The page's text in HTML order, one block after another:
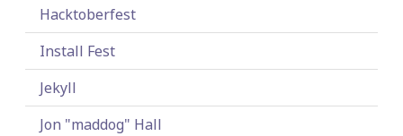
Hacktoberfest
Install Fest
Jekyll
Jon "maddog" Hall